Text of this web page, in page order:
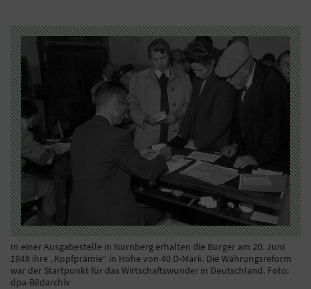
In einer Ausgabestelle in Nürnberg erhalten die Bürger am 20. Juni
1948 ihre „Kopfprämie“ in Höhe von 40 D-Mark. Die Währungsreform
war der Startpunkt für das Wirtschaftswunder in Deutschland. Foto:
dpa-Bildarchiv